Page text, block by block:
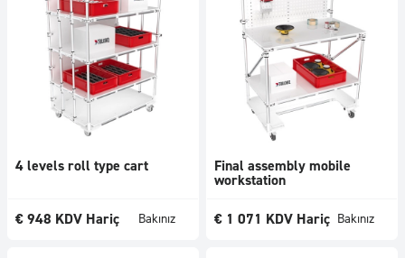
4 levels roll type cart
€ 948 KDV Hariç Bakınız
Final assembly mobile
workstation
€ 1 071 KDV Hariç Bakınız